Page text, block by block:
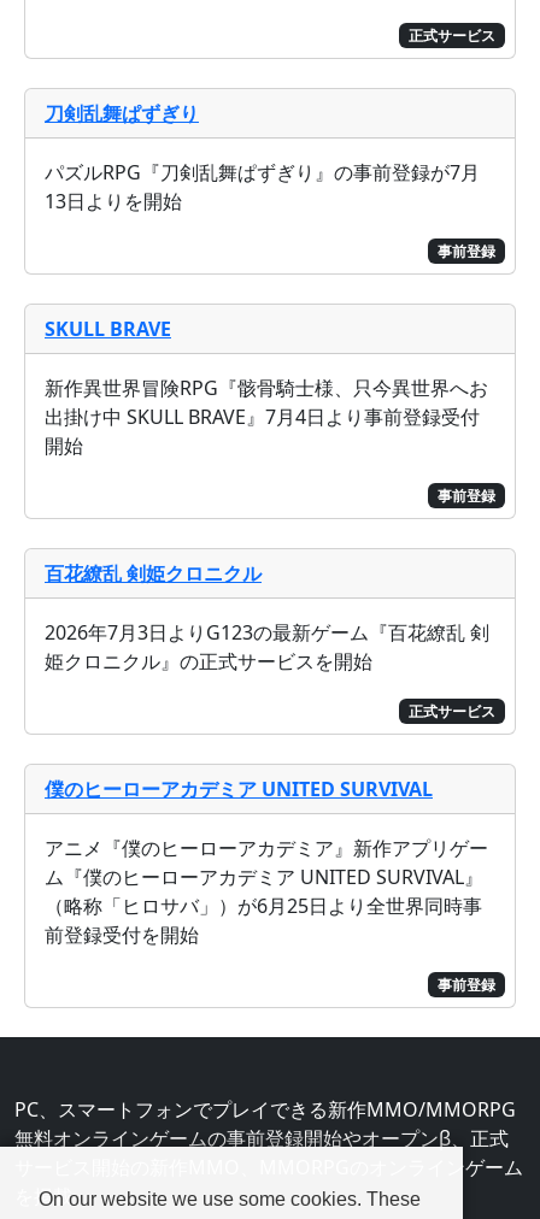
正式サービス
刀剣乱舞ぱずぎり
事前登録
パズルRPG『刀剣乱舞ぱずぎり』の事前登録が7月
13日よりを開始
SKULL BRAVE
事前登録
新作異世界冒険RPG『骸骨騎士様、只今異世界へお
出掛け中 SKULL BRAVE』7月4日より事前登録受付
開始
百花繚乱 剣姫クロニクル
正式サービス
2026年7月3日よりG123の最新ゲーム『百花繚乱 剣
姫クロニクル』の正式サービスを開始
僕のヒーローアカデミア UNITED SURVIVAL
事前登録
アニメ『僕のヒーローアカデミア』新作アプリゲー
ム『僕のヒーローアカデミア UNITED SURVIVAL』
（略称「ヒロサバ」）が6月25日より全世界同時事
前登録受付を開始
PC、スマートフォンでプレイできる新作MMO/MMORPG
無料オンラインゲームの事前登録開始やオープンβ、正式
サービス開始の新作MMO、MMORPGのオンラインゲーム
を掲載
On our website we use some cookies. These